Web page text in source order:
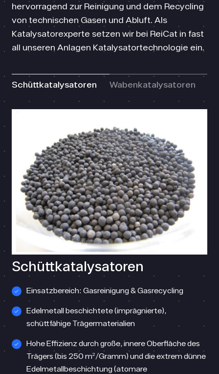
hervorragend zur Reinigung und dem Recycling
von technischen Gasen und Abluft. Als
Katalysatorexperte setzen wir bei ReiCat in fast
all unseren Anlagen Katalysatortechnologie ein.
Schüttkatalysatoren Wabenkatalysatoren
Schüttkatalysatoren
Einsatzbereich: Gasreinigung & Gasrecycling
Edelmetall beschichtete (imprägnierte),
schüttfähige Trägermaterialien
Hohe Effizienz durch große, innere Oberfläche des
Trägers (bis 250 m²/Gramm) und die extrem dünne
Edelmetallbeschichtung (atomare